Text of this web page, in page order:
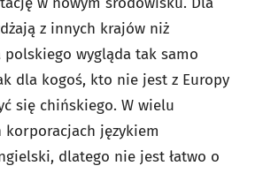
z innych krajów niż
polskiego wygląda tak samo
dla kogoś, kto nie jest z Europy
się chińskiego. W wielu
korporacjach językiem
dlatego nie jest łatwo o